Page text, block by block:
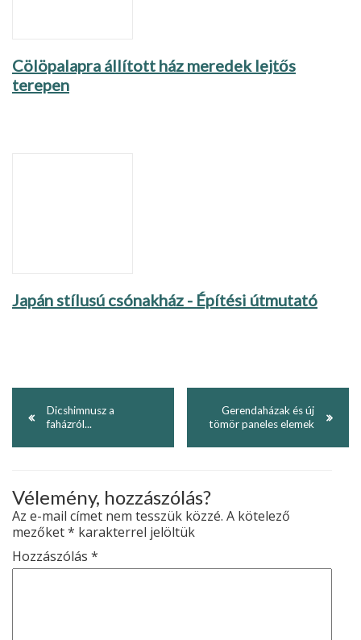
Cölöpalapra állított ház meredek lejtős
terepen
Japán stílusú csónakház - Építési útmutató
Dicshimnusz a
faházról...
Gerendaházak és új
tömör paneles elemek
Vélemény, hozzászólás?
Az e-mail címet nem tesszük közzé. A kötelező
mezőket* karakterrel jelöltük
Hozzászólás *